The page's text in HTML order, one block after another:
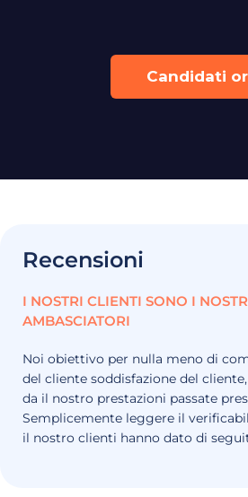
Candidati
Recensioni
I NOSTRI CLIENTI SONO I
AMBASCIATORI
Noi obiettivo per nulla meno di
del cliente soddisfazione del cliente,
da il nostro prestazioni passate
Semplicemente leggere il
il nostro clienti hanno dato di